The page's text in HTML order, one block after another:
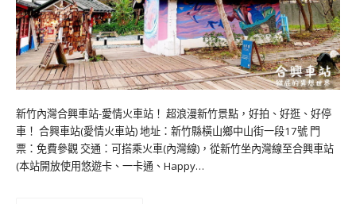
新竹內灣合興車站-愛情火車站！ 超浪漫新竹景點，好拍、好逛、好停
車！ 合興車站(愛情火車站) 地址：新竹縣橫山鄉中山街一段17號 門
票：免費參觀 交通：可搭乘火車(內灣線)，從新竹坐內灣線至合興車站
(本站開放使用悠遊卡、一卡通、Happy…